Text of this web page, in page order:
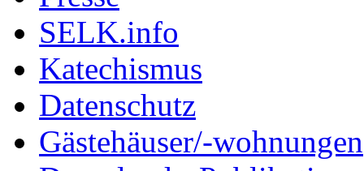
SELK.info
Katechismus
Datenschutz
Gästehäuser/-wohnungen